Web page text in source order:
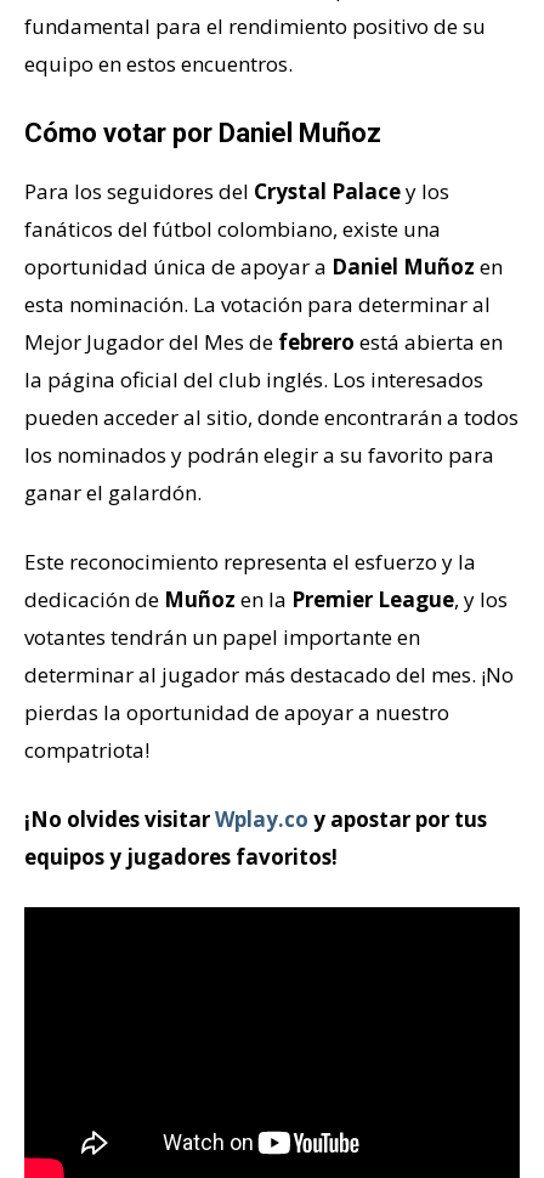
fundamental para el rendimiento positivo de su
equipo en estos encuentros.
Cómo votar por Daniel Muñoz
Para los seguidores del Crystal Palacey los
fanáticos del fútbol colombiano, existe una
oportunidad única de apoyar a Daniel Muñoz en
esta nominación. La votación para determinar al
Mejor Jugador del Mes de febrero está abierta en
la página oficial del club inglés. Los interesados
pueden acceder al sitio, donde encontrarán a todos
los nominados y podrán elegir a su favorito para
ganar el galardón.
Este reconocimiento representa el esfuerzo y la
dedicación de Muñoz en la Premier League, y los
votantes tendrán un papel importante en
determinar al jugador más destacado del mes. ¡No
pierdas la oportunidad de apoyar a nuestro
compatriota!
¡No olvides visitarWplay.co y apostar por tus
equipos y jugadores favoritos!